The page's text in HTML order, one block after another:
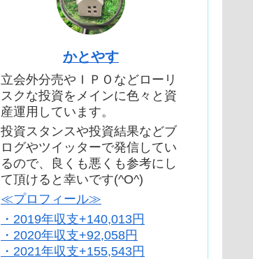
かとやす
立会外分売やＩＰＯなどローリ
スクな投資をメインに色々と資
産運用しています。
投資スタンスや投資結果などブ
ログやツイッターで発信してい
るので、良くも悪くも参考にし
て頂けると幸いです(^O^)
≪プロフィール≫
・2019年収支+140,013円
・2020年収支+92,058円
・2021年収支+155,543円